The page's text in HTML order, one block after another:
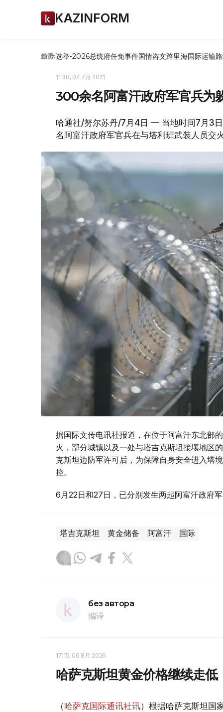
KAZINFORM
趋势:选举-2026总统府任免事件国情咨文跨里海国际运输
11:38, 04 7月 2021
300余名阿富汗政府军官兵为
哈通社/努尔苏丹/7月4日 — 当地时间7月3
名阿富汗政府军官兵在与塔利班武装人员交
据国际文传电讯社报道，在位于阿富汗东北部
火，部分城镇以及一处与塔吉克斯坦接壤地区
克斯坦边防军许可后，为保障自身安全进入塔
控。
6月22日和27日，已分别发生两起阿富汗政府
塔吉克斯坦 黄金储备 阿富汗 国际
без автора
编译
17:15, 06 8月 2026
哈萨克斯坦黄金价格继续走低
（哈萨克国际通讯社讯）根据哈萨克斯坦国